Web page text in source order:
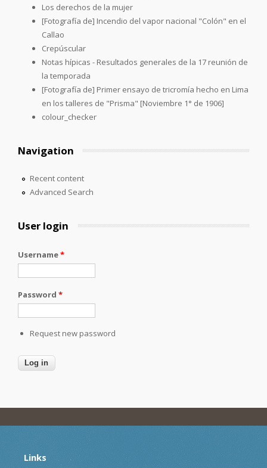
Los derechos de la mujer
[Fotografía de] Incendio del vapor nacional "Colón" en el
Callao
Crepúscular
Notas hípicas - Resultados generales de la 17 reunión de
la temporada
[Fotografía de] Primer ensayo de tricromía hecho en Lima
en los talleres de "Prisma" [Noviembre 1° de 1906]
colour_checker
Navigation
Recent content
Advanced Search
User login
Username*
Password *
Request new password
Links